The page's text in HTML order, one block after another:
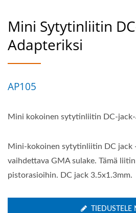
Mini Sytytinliitin
Adapteriksi
AP105
Mini kokoinen sytytinliitin DC-
Mini-kokoinen sytytinliitin DC jack
vaihdettava GMA sulake. Tämä
pistorasioihin. DC jack 3.5x1.3mm.
TIEDUSTELE